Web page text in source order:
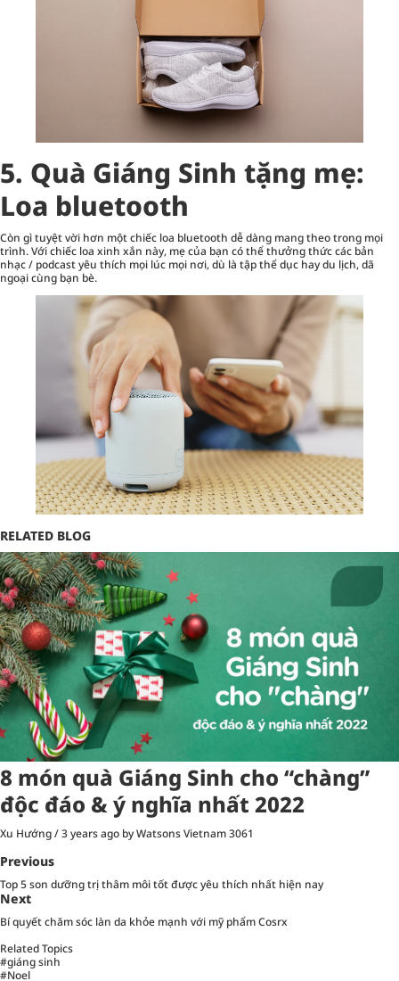
5. Quà Giáng Sinh tặng mẹ:
Loa bluetooth
Còn gì tuyệt vời hơn một chiếc loa bluetooth dễ dàng mang theo trong mọi
trình. Với chiếc loa xinh xắn này, mẹ của bạn có thể thưởng thức các bản
nhạc / podcast yêu thích mọi lúc mọi nơi, dù là tập thể dục hay du lịch, dã
ngoại cùng bạn bè.
RELATED BLOG
8 món quà Giáng Sinh cho “chàng”
độc đáo & ý nghĩa nhất 2022
Xu Hướng/3 years ago by Watsons Vietnam3061
Previous
Top 5 son dưỡng trị thâm môi tốt được yêu thích nhất hiện nay
Next
Bí quyết chăm sóc làn da khỏe mạnh với mỹ phẩm Cosrx
Related Topics
#giáng sinh
#Noel